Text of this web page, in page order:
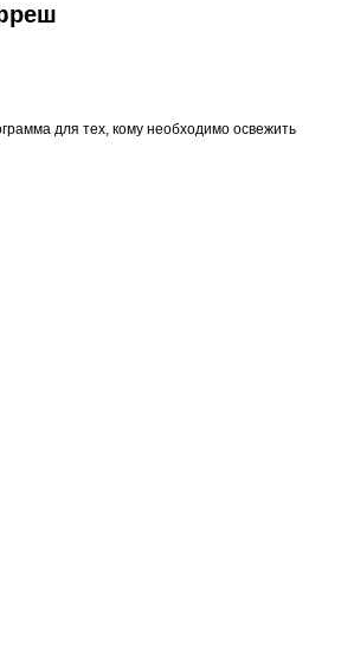
для тех, кому необходимо освежить